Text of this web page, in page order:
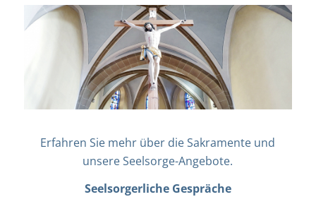
Erfahren Sie mehr über die Sakramente und
unsere Seelsorge-Angebote.
Seelsorgerliche Gespräche